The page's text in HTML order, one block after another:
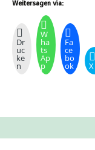
Weitersagen via:
Dr
uc
ke
n
W
ha
ts
Ap
p
Fa
ce
bo
ok X